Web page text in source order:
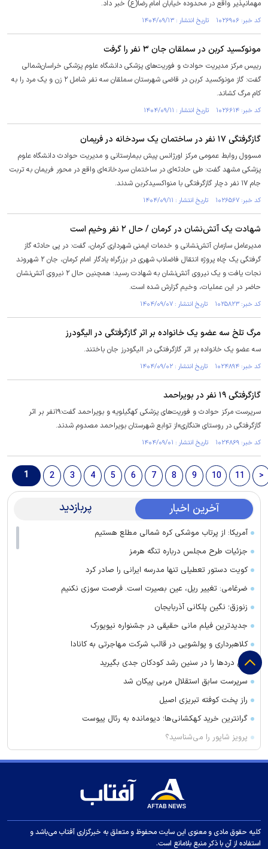
مهمانپذیر واقع در محدوده خیابان امام رضا(ع) خبر داد.
کد خبر: ۱۰۲۶۹۰۶ تاریخ انتشار : ۱۴۰۴/۰۹/۱۳
مونوکسید کربن در سملقان جان ۳ نفر را گرفت
رییس مرکز مدیریت حوادث و فوریت‌های پزشکی دانشگاه علوم پزشکی خراسان‌شمالی
گفت: گاز مونوکسید کربن در قاضی شهرستان سملقان سه نفر شامل ۲ زن و یک مرد را به
کام مرگ کشاند.
کد خبر: ۱۰۲۶۶۱۴ تاریخ انتشار : ۱۴۰۴/۰۹/۱۱
گازگرفتگی ۱۷ نفر در ساختمان یک سردخانه‌ در فریمان
مسوول روابط عمومی مرکز اورژانس پیش بیمارستانی و مدیریت حوادث دانشگاه علوم
پزشکی مشهد گفت: طی حادثه‌ای در ساختمان سردخانه‌ای واقع در محور فریمان به تربت
جام ۱۷ نفر دچار گازگرفتگی با منواکسیدکربن شدند.
کد خبر: ۱۰۲۶۵۶۷ تاریخ انتشار : ۱۴۰۴/۰۹/۱۱
شهادت یک آتش‌نشان در کرمان / حال ۲ نفر وخیم است
مدیرعامل سازمان آتش‌نشانی و خدمات ایمنی شهرداری کرمان، گفت: در پی حادثه گاز
گرفتگی یک چاه پروژه انتقال فاضلاب شهری در بزرگراه یادگار امام کرمان، جان ۲ شهروند
نجات یافت و یک نیروی آتش‌نشان به شهادت رسید؛ همچنین حال ۲ نیروی آتش‌نشان
حاضر در این عملیات، وخیم گزارش شده است.
کد خبر: ۱۰۲۵۸۲۳ تاریخ انتشار : ۱۴۰۴/۰۹/۰۷
مرگ تلخ سه عضو یک خانواده بر اثر گازگرفتگی در الیگودرز
سه عضو یک خانواده بر اثر گازگرفتگی در الیگودرز جان باختند.
کد خبر: ۱۰۲۴۸۹۴ تاریخ انتشار : ۱۴۰۴/۰۹/۰۲
گازگرفتگی ۱۹ نفر در بویراحمد
سرپرست مرکز حوادث و فوریت‌های پزشکی کهگیلویه و بویراحمد گفت:۱۹نفر بر اثر
گازگرفتگی در روستای «تنگاری»از توابع شهرستان بویراحمد مصدوم شدند.
کد خبر: ۱۰۲۴۸۶۹ تاریخ انتشار : ۱۴۰۴/۰۹/۰۱
1 2 3 4 5 6 7 8 9 10 11 >
آخرین اخبار پربازدید
آمریکا: از پرتاب موشکی کره شمالی مطلع هستیم
جزئیات طرح مجلس درباره تنگه هرمز
کویت دستور تعطیلی تنها مدرسه ایرانی را صادر کرد
ضرغامی: تغییر ریل، عین بصیرت است. فرصت سوزی نکنیم
زنوزق؛ نگین پلکانی آذربایجان
جدیدترین فیلم مانی حقیقی در جشنواره نیویورک
کلاهبرداری و پولشویی در قالب شرکت مهاجرتی به کانادا
این درد‌ها را در سنین رشد کودکان جدی بگیرید
سرپرست سابق استقلال مربی پیکان شد
راز پخت کوفته تبریزی اصیل
گرانترین خرید کهکشانی‌ها؛ دیومانده به رئال پیوست
پرویز شاپور را می‌شناسید؟
عقب‌نشینی الهلال از خرید بزرگ به خاطر پول!
جانشین مجیدی شاید در لیگ عربستان
کلیه حقوق مادی و معنوی این سایت محفوظ و متعلق به خبرگزاری آفتاب می‌باشد و
استفاده از آن با ذکر منبع بلامانع است.